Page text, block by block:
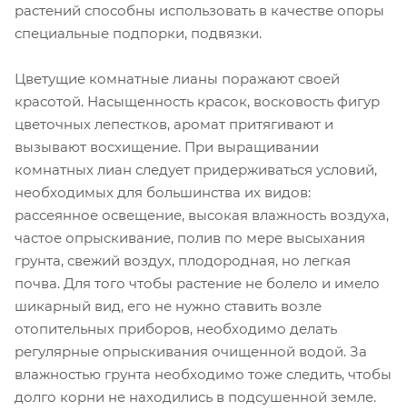
растений способны использовать в качестве опоры
специальные подпорки, подвязки.
Цветущие комнатные лианы поражают своей
красотой. Насыщенность красок, восковость фигур
цветочных лепестков, аромат притягивают и
вызывают восхищение. При выращивании
комнатных лиан следует придерживаться условий,
необходимых для большинства их видов:
рассеянное освещение, высокая влажность воздуха,
частое опрыскивание, полив по мере высыхания
грунта, свежий воздух, плодородная, но легкая
почва. Для того чтобы растение не болело и имело
шикарный вид, его не нужно ставить возле
отопительных приборов, необходимо делать
регулярные опрыскивания очищенной водой. За
влажностью грунта необходимо тоже следить, чтобы
долго корни не находились в подсушенной земле.